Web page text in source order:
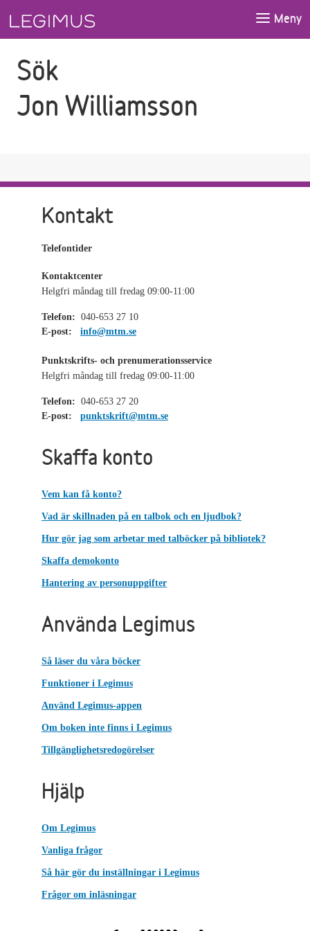
Meny
Sök
Jon Williamsson
Kontakt
Telefontider
Kontaktcenter
Helgfri måndag till fredag 09:00-11:00
Telefon: 040-653 27 10
E-post:
info@mtm.se
Punktskrifts- och prenumerationsservice
Helgfri måndag till fredag 09:00-11:00
Telefon: 040-653 27 20
E-post:
punktskrift@mtm.se
Skaffa konto
Vem kan få konto?
Vad är skillnaden på en talbok och en ljudbok?
Hur gör jag som arbetar med talböcker på bibliotek?
Skaffa demokonto
Hantering av personuppgifter
Använda Legimus
Så läser du våra böcker
Funktioner i Legimus
Använd Legimus-appen
Om boken inte finns i Legimus
Tillgänglighetsredogörelser
Hjälp
Om Legimus
Vanliga frågor
Så här gör du inställningar i Legimus
Frågor om inläsningar